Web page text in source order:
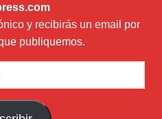
y recibirás un email por
publiquemos.